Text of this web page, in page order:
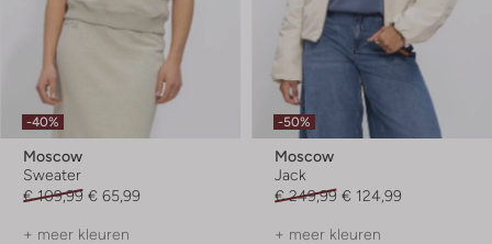
-40%
Moscow
Sweater
€ 109,99 € 65,99
+ meer kleuren
-50%
Moscow
Jack
€ 249,99 € 124,99
+ meer kleuren